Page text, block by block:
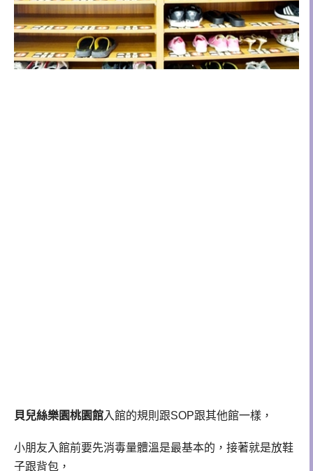
貝兒絲樂園桃園館入館的規則跟SOP跟其他館一樣，
小朋友入館前要先消毒量體溫是最基本的，接著就是放鞋
子跟背包，